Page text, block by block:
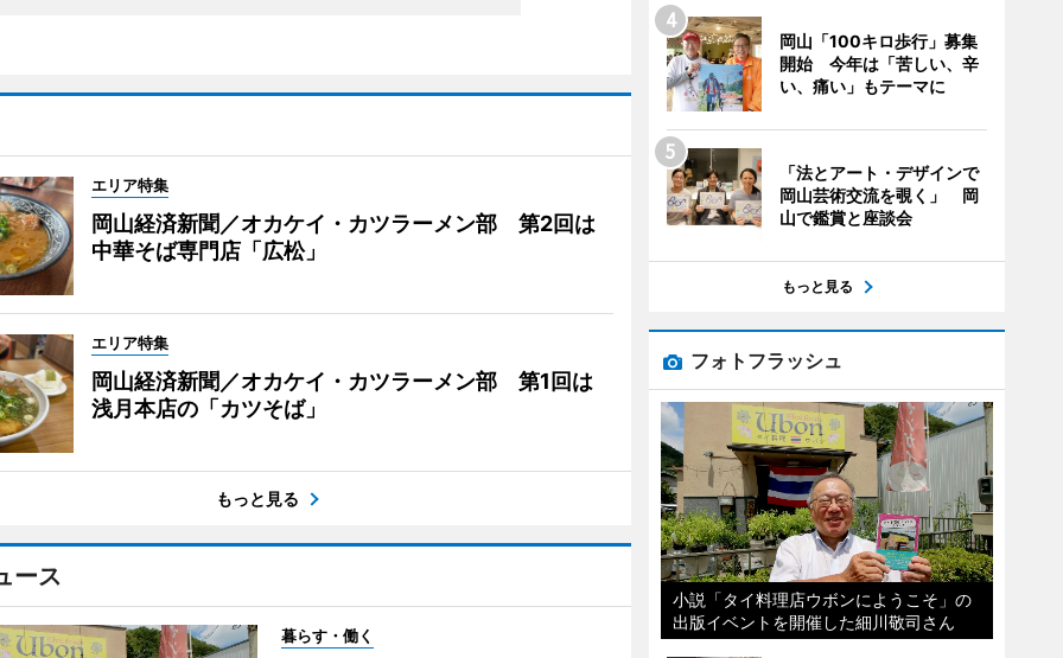
エリア特集
岡山経済新聞／オカケイ・カツラーメン部 第2回は
中華そば専門店「広松」
エリア特集
岡山経済新聞／オカケイ・カツラーメン部 第1回は
浅月本店の「カツそば」
もっと見る
ース
暮らす・働く
岡山「100キロ歩行」募集
開始 今年は「苦しい、辛
い、痛い」もテーマに
「法とアート・デザインで
岡山芸術交流を覗く」 岡
山で鑑賞と座談会
もっと見る
フォトフラッシュ
小説「タイ料理店ウボンにようこそ」の
出版イベントを開催した細川敬司さん